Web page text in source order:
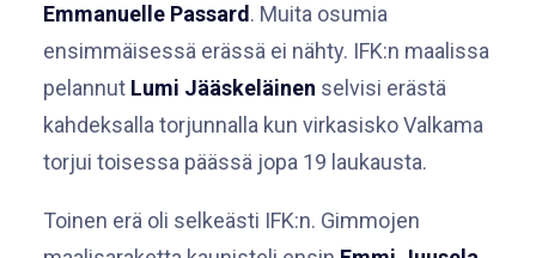
Emmanuelle Passard . Muita osumia
ensimmäisessä erässä ei nähty. IFK:n maalissa
pelannut Lumi Jääskeläinen selvisi erästä
kahdeksalla torjunnalla kun virkasisko Valkama
torjui toisessa päässä jopa 19 laukausta.
Toinen erä oli selkeästi IFK:n. Gimmojen